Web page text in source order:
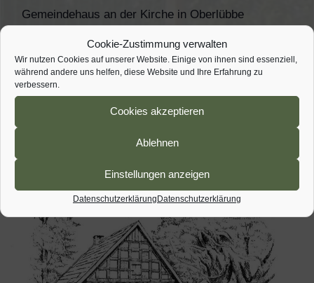
Cookie-Zustimmung verwalten
Wir nutzen Cookies auf unserer Website. Einige von ihnen sind essenziell,
während andere uns helfen, diese Website und Ihre Erfahrung zu
verbessern.
Cookies akzeptieren
Ablehnen
Einstellungen anzeigen
DatenschutzerklärungDatenschutzerklärung
Gemeindehaus an der Kirche in Oberlübbe
Hille-Oberlübbe, 32479 Deutschland
Veranstaltungsort-Website anzeigen
2. Backtag ab 14:00 Uhr